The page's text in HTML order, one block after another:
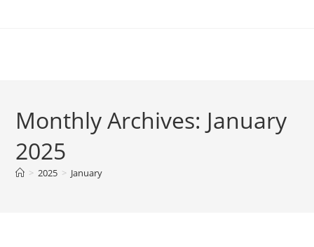
Monthly Archives: January
2025
> 2025 > January